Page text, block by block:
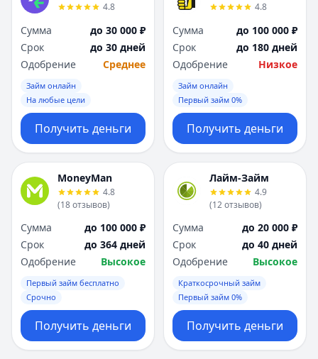
4.8
Сумма
до 30 000 ₽
Срок
до 30 дней
Одобрение
Среднее
Займ онлайн
На любые цели
Получить деньги
4.8
Сумма
до 100 000 ₽
Срок
до 180 дней
Одобрение
Низкое
Займ онлайн
Первый займ 0%
Получить деньги
MoneyMan
4.8
(18отзывов)
Сумма
до 100 000 ₽
Срок
до 364 дней
Одобрение
Высокое
Первый займ бесплатно
Срочно
Получить деньги
Лайм-Займ
4.9
(12отзывов)
Сумма
до 20 000 ₽
Срок
до 40 дней
Одобрение
Высокое
Краткосрочный займ
Первый займ 0%
Получить деньги